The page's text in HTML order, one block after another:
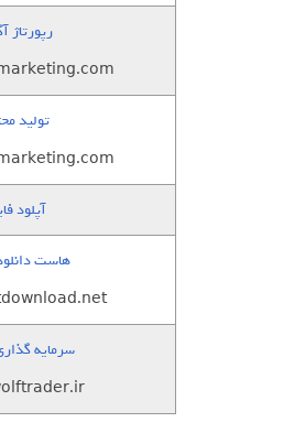
رپورتاژ
تولید
آپلود
هاست
سرمایه